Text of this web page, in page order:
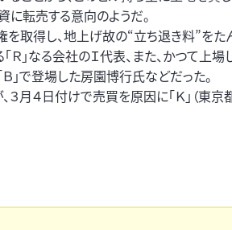
に転売する意向のようだ。
を取得し、地上げ故の“立ち退き料”をた
」なる会社のＩ代表、また、かつて上場
」で登場した房園博行氏などだった。
月４日付けで売買を原因に「Ｋ」（東京